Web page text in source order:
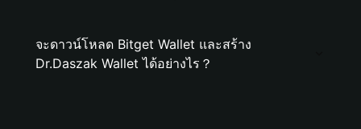
จะดาวน์โหลด Bitget Wallet และสร้าง
Dr.Daszak Wallet ได้อย่างไร？